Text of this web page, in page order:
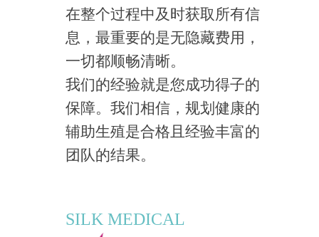
在整个过程中及时获取所有信
息，最重要的是无隐藏费用，
一切都顺畅清晰。
我们的经验就是您成功得子的
保障。我们相信，规划健康的
辅助生殖是合格且经验丰富的
团队的结果。
SILK MEDICAL